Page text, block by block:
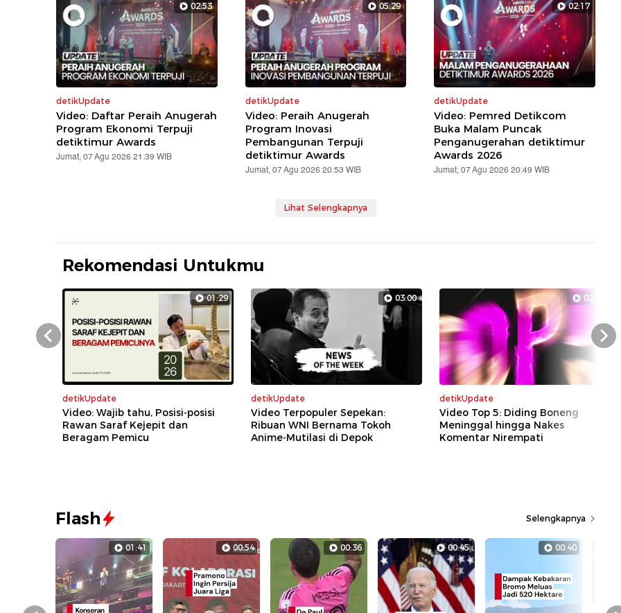
02:53
detikUpdate
Video: Daftar Peraih Anugerah
Program Ekonomi Terpuji
detiktimur Awards
Jumat, 07 Agu 2026 21:39 WIB
05:29
detikUpdate
Video: Peraih Anugerah
Program Inovasi
Pembangunan Terpuji
detiktimur Awards
Jumat, 07 Agu 2026 20:53 WIB
02:17
detikUpdate
Video: Pemred Detikcom
Buka Malam Puncak
Penganugerahan detiktimur
Awards 2026
Jumat, 07 Agu 2026 20:49 WIB
Lihat Selengkapnya
Rekomendasi Untukmu
01:29
detikUpdate
Video: Wajib tahu, Posisi-posisi
Rawan Saraf Kejepit dan
Beragam Pemicu
03:00
detikUpdate
Video Terpopuler Sepekan:
Ribuan WNI Bernama Tokoh
Anime-Mutilasi di Depok
02:33
detikUpdate
Video Top 5: Diding Boneng
Meninggal hingga Nakes
Komentar Nirempati
Prev Next
Flash Selengkapnya
01:41 00:54 00:36 00:45 00:40